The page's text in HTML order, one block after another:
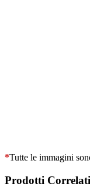
*Tutte le immagini
Prodotti Correlati